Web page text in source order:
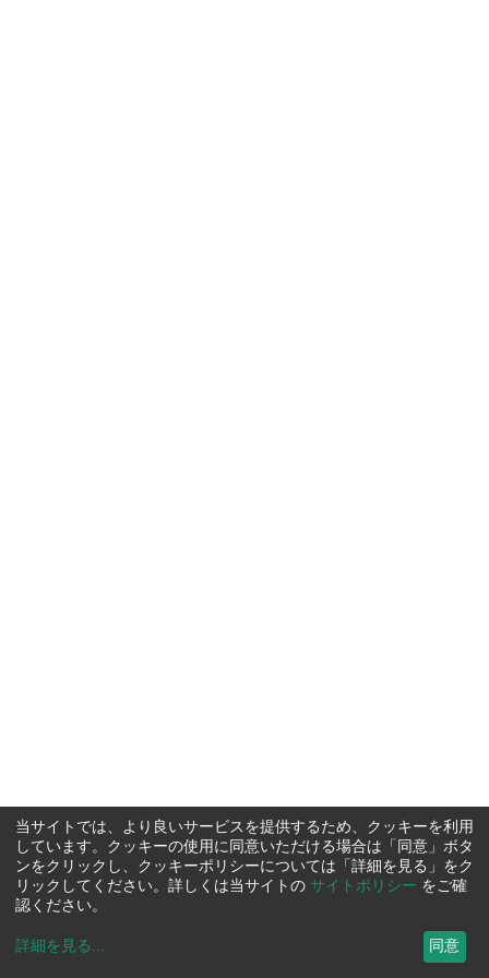
当サイトでは、より良いサービスを提供するため、クッキーを利用
しています。クッキーの使用に同意いただける場合は「同意」ボタ
ンをクリックし、クッキーポリシーについては「詳細を見る」をク
リックしてください。詳しくは当サイトの サイトポリシー をご確
認ください。
詳細を見る ... 同意